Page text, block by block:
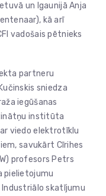
un Igaunijā Anja
kā arī
vadošais pētnieks
partneru
sniedza
iegūšanas
institūta
viedo elektrotīklu
savukārt Cīrihes
profesors Petrs
pielietojumu
skatījumu